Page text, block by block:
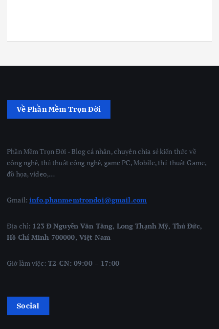
Về Phần Mềm Trọn Đời
Phần Mềm Trọn Đời - Blog cá nhân, chuyên chia sẻ kiến thức về
công nghệ, thủ thuật công nghệ, game PC, Mobile, thủ thuật Game,
đồ họa, video,…
Gmail:info.phanmemtrondoi@gmail.com
Địa chỉ: 123 Đ Nguyễn Văn Tăng, Long Thạnh Mỹ, Thủ Đức,
Hồ Chí Minh 700000, Việt Nam
Giờ làm việc:T2-CN: 09:00 – 17:00
Social